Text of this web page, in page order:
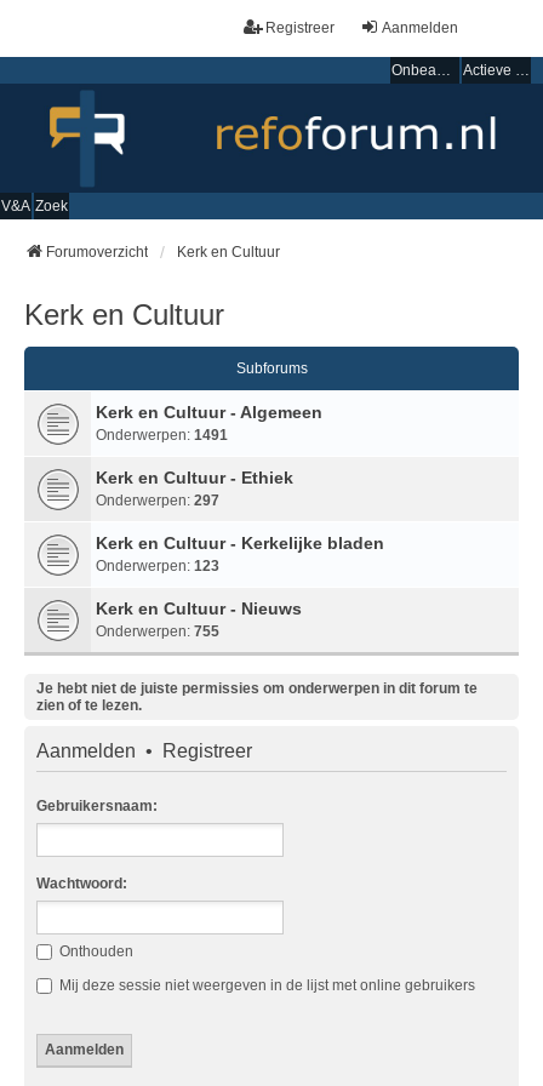
Aanmelden
Registreer
Onbeantwoorde onderwerpen Actieve onderwerpen
V&A Zoek
Forumoverzicht Kerk en Cultuur
Kerk en Cultuur
Subforums
Kerk en Cultuur - Algemeen
Onderwerpen: 1491
Kerk en Cultuur - Ethiek
Onderwerpen: 297
Kerk en Cultuur - Kerkelijke bladen
Onderwerpen: 123
Kerk en Cultuur - Nieuws
Onderwerpen: 755
Je hebt niet de juiste permissies om onderwerpen in dit forum te
zien of te lezen.
Aanmelden • Registreer
Gebruikersnaam:
Wachtwoord:
Onthouden
Mij deze sessie niet weergeven in de lijst met online gebruikers